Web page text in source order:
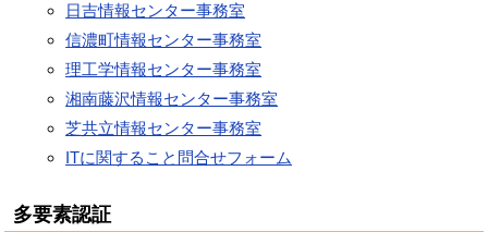
日吉情報センター事務室
信濃町情報センター事務室
理工学情報センター事務室
湘南藤沢情報センター事務室
芝共立情報センター事務室
ITに関すること問合せフォーム
多要素認証